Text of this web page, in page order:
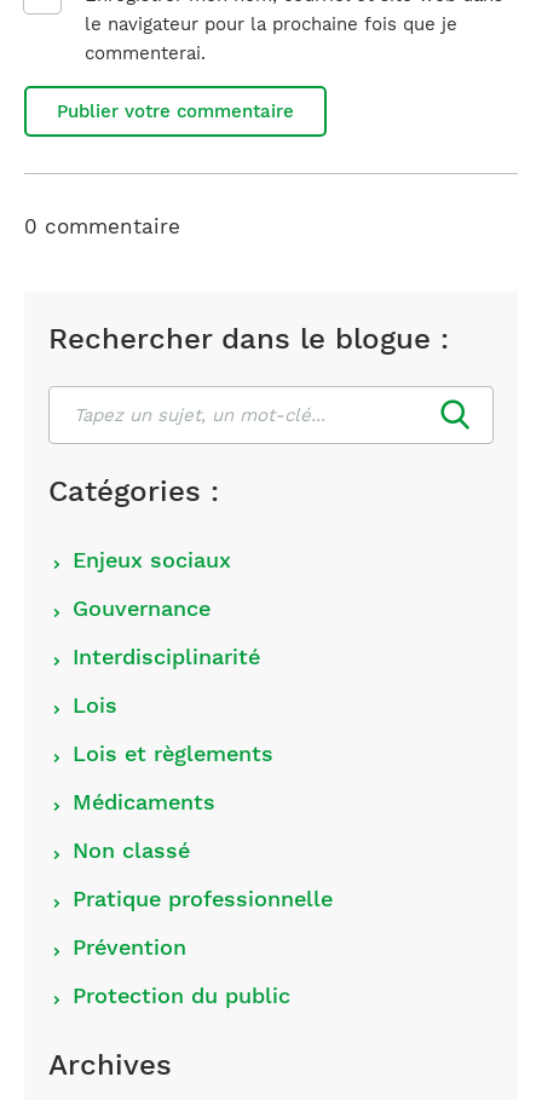
Rechercher dans le blogue :
Catégories :
Choisir
catégories
Enjeux sociaux
Gouvernance
Interdisciplinarité
Lois
Lois et règlements
Médicaments
Non classé
Pratique professionnelle
Prévention
Protection du public
Archives
le navigateur pour la prochaine fois que je
commenterai.
0 commentaire